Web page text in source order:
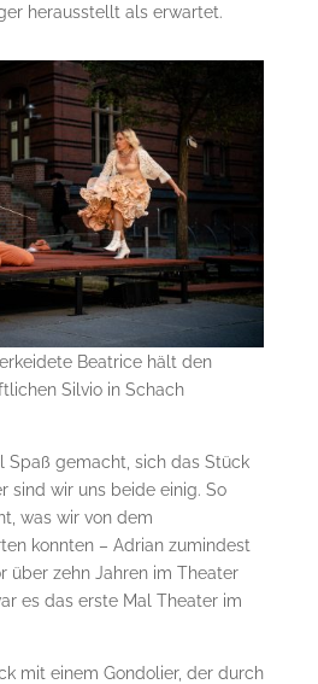
herausstellt als erwartet.
Beatrice hält den
Silvio in Schach
Spaß gemacht, sich das Stück
sind wir uns beide einig. So
was wir von dem
konnten – Adrian zumindest
über zehn Jahren im Theater
es das erste Mal Theater im
mit einem Gondolier, der durch